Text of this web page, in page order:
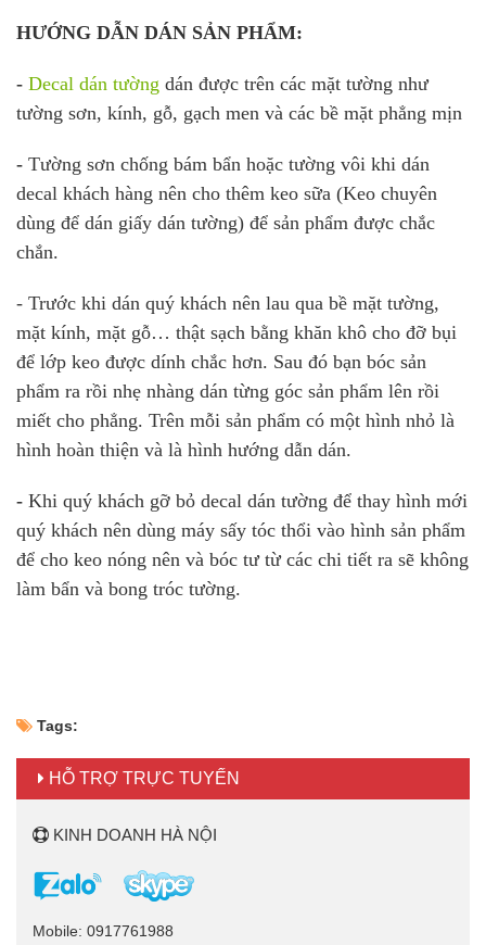
HƯỚNG DẪN DÁN SẢN PHẨM:
- Decal dán tường dán được trên các mặt tường như
tường sơn, kính, gỗ, gạch men và các bề mặt phẳng mịn
- Tường sơn chống bám bẩn hoặc tường vôi khi dán
decal khách hàng nên cho thêm keo sữa (Keo chuyên
dùng để dán giấy dán tường) để sản phẩm được chắc
chắn.
- Trước khi dán quý khách nên lau qua bề mặt tường,
mặt kính, mặt gỗ… thật sạch bằng khăn khô cho đỡ bụi
để lớp keo được dính chắc hơn. Sau đó bạn bóc sản
phẩm ra rồi nhẹ nhàng dán từng góc sản phẩm lên rồi
miết cho phẳng. Trên mỗi sản phẩm có một hình nhỏ là
hình hoàn thiện và là hình hướng dẫn dán.
- Khi quý khách gỡ bỏ decal dán tường để thay hình mới
quý khách nên dùng máy sấy tóc thổi vào hình sản phẩm
để cho keo nóng nên và bóc tư từ các chi tiết ra sẽ không
làm bẩn và bong tróc tường.
Tags:
HỖ TRỢ TRỰC TUYẾN
KINH DOANH HÀ NỘI
Mobile: 0917761988